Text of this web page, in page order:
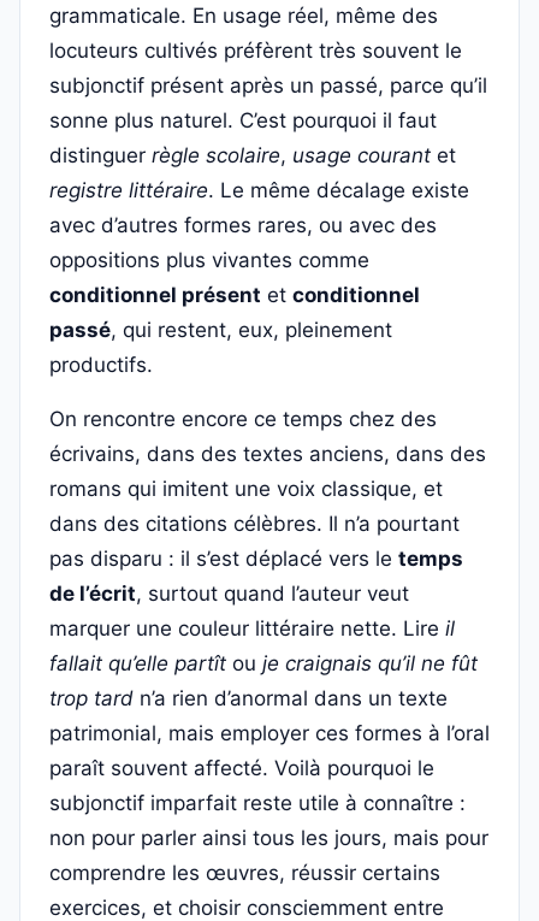
grammaticale. En usage réel, même des
locuteurs cultivés préfèrent très souvent le
subjonctif présent après un passé, parce qu’il
sonne plus naturel. C’est pourquoi il faut
distinguer règle scolaire, usage courant et
registre littéraire. Le même décalage existe
avec d’autres formes rares, ou avec des
oppositions plus vivantes comme
conditionnel présent et conditionnel
passé, qui restent, eux, pleinement
productifs.
On rencontre encore ce temps chez des
écrivains, dans des textes anciens, dans des
romans qui imitent une voix classique, et
dans des citations célèbres. Il n’a pourtant
pas disparu : il s’est déplacé vers le temps
de l’écrit, surtout quand l’auteur veut
marquer une couleur littéraire nette. Lire il
fallait qu’elle partît ou je craignais qu’il ne fût
trop tard n’a rien d’anormal dans un texte
patrimonial, mais employer ces formes à l’oral
paraît souvent affecté. Voilà pourquoi le
subjonctif imparfait reste utile à connaître :
non pour parler ainsi tous les jours, mais pour
comprendre les œuvres, réussir certains
exercices, et choisir consciemment entre